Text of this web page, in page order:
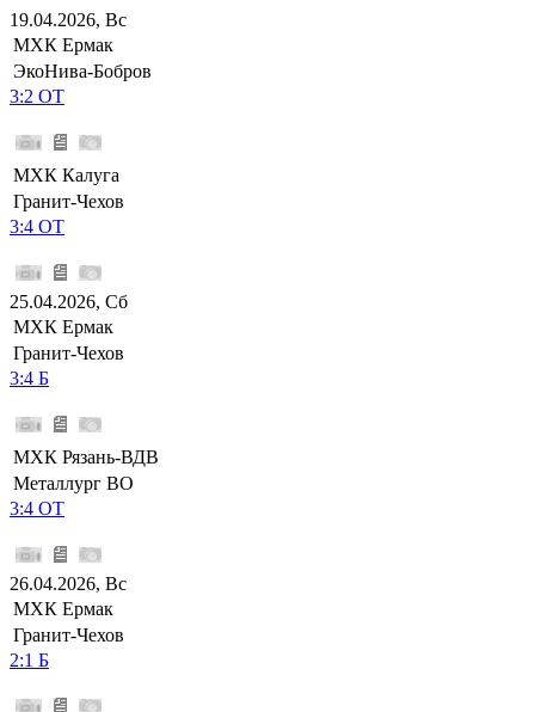
19.04.2026, Вс
МХК Ермак
ЭкоНива-Бобров
3:2 ОТ
МХК Калуга
Гранит-Чехов
3:4 ОТ
25.04.2026, Сб
МХК Ермак
Гранит-Чехов
3:4 Б
МХК Рязань-ВДВ
Металлург ВО
3:4 ОТ
26.04.2026, Вс
МХК Ермак
Гранит-Чехов
2:1 Б